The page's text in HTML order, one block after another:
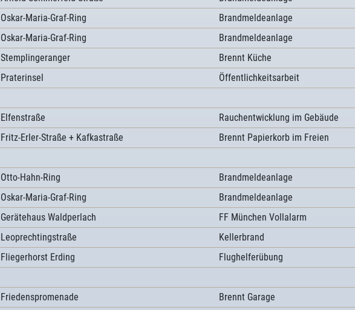
Oskar-Maria-Graf-Ring
Brandmeldeanlage
Oskar-Maria-Graf-Ring
Brandmeldeanlage
Stemplingeranger
Brennt Küche
Praterinsel
Öffentlichkeitsarbeit
Elfenstraße
Rauchentwicklung im Gebäude
Fritz-Erler-Straße + Kafkastraße
Brennt Papierkorb im Freien
Otto-Hahn-Ring
Brandmeldeanlage
Oskar-Maria-Graf-Ring
Brandmeldeanlage
Gerätehaus Waldperlach
FF München Vollalarm
Leoprechtingstraße
Kellerbrand
Fliegerhorst Erding
Flughelferübung
Friedenspromenade
Brennt Garage